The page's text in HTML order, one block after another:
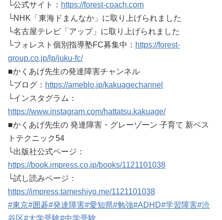
└公式サイト： https://forest-coach.com
└NHK「東海ドまんなか」に取り上げられました
└名古屋テレビ「アップ」に取り上げられました
└フォレスト個別指導塾FC募集中： https://forest-
group.co.jp/lp/juku-fc/
■かくあげ先生の発達障害チャンネル
└ブログ： https://ameblo.jp/kakuagechannel
└インスタグラム：
https://www.instagram.com/hattatsu.kakuage/
■かくあげ先生の 発達障害・グレーゾーン 子育て 新ベス
トテクニック54
└出版社公式ページ：
https://book.impress.co.jp/books/1121101038
└試し読みページ：
https://impress.tameshiyo.me/1121101038
#東京#囲碁#発達障害#愛知県#勉強#ADHD#学習障害#渋
谷区#大学受験#中学受験